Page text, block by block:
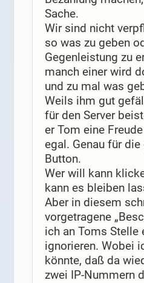
Sache.
Wir sind nicht
so was zu geben
Gegenleistung zu
manch einer wird
und zu mal was
Weils ihm gut
für den Server
er Tom eine
egal. Genau für
Button.
Wer will kann
kann es bleiben
Aber in diesem
vorgetragene
ich an Toms Stelle
ignorieren. Wobei
könnte, daß da
zwei IP-Nummern